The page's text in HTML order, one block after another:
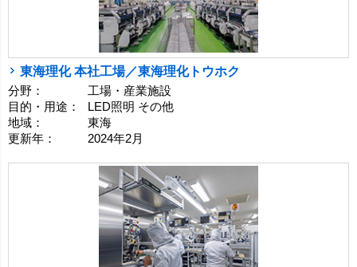
東海理化 本社工場／東海理化トウホク
分野：
工場・産業施設
目的・用途：
LED照明 その他
地域：
東海
更新年：
2024年2月